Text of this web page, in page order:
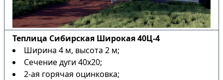
Теплица Сибирская Широкая 40Ц-4
Ширина 4 м, высота 2 м;
Сечение дуги 40х20;
2-ая горячая оцинковка;